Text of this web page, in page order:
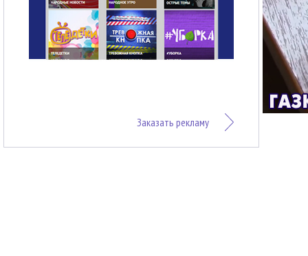
Заказать рекламу